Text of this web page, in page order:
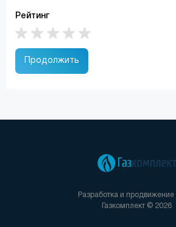
Рейтинг
Продолжить
Разработка и продвижение
Газкомплект © 2026